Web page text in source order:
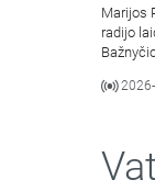
Marijos
radijo